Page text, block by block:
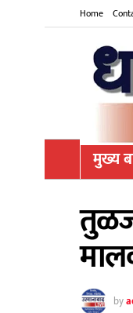
Home
मुख्य
by